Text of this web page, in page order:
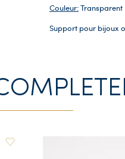
Couleur:Transparent
Support pour bijoux